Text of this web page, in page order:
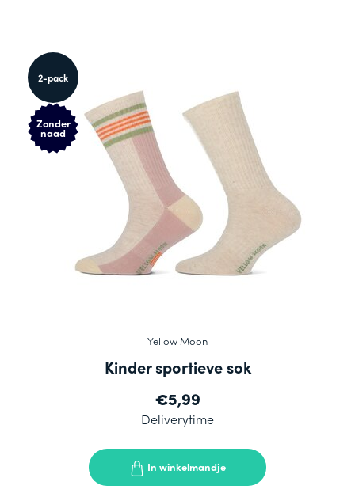
2-pack
Zonder
naad
Yellow Moon
Kinder sportieve sok
€5,99
Deliverytime
In winkelmandje